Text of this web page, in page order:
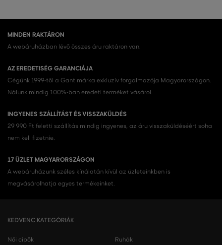
MINDEN RAKTÁRON
A webáruházban lévő összes áru raktáron van.
AZ EREDETISÉG GARANCIÁJA
Cégünk 1999-től a Gant márka exkluzív forgalmazója Magyarországon.
Nálunk mindig 100%-ban eredeti terméket vásárol.
INGYENES SZÁLLÍTÁST ÉS VISSZAKÜLDÉS
29 990 Ft feletti szállítás mindig ingyenes, az áru visszaküldéséért soha
nem kell fizetnie.
17 ÜZLET MAGYARORSZÁGON
A webáruházunk széles kínálatán kívül az üzleteinkben is
megvásárolhatja egyes termékeinket.
KEDVENC KATEGÓRIÁK
Női cipők
Ruhák